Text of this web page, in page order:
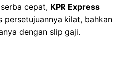
cepat, KPR Express
persetujuannya kilat, bahkan
dengan slip gaji.